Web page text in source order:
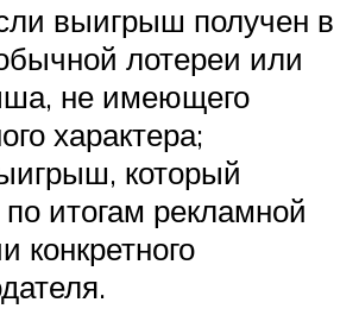
выигрыш получен в
лотереи или
не имеющего
характера;
который
итогам рекламной
конкретного